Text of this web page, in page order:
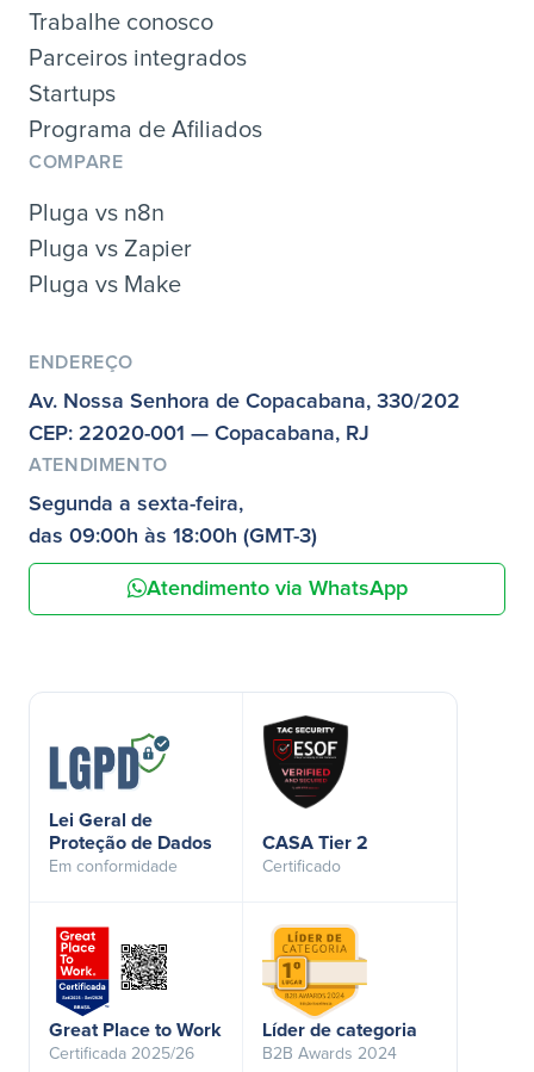
Trabalhe conosco
Parceiros integrados
Startups
Programa de Afiliados
COMPARE
Pluga vs n8n
Pluga vs Zapier
Pluga vs Make
ENDEREÇO
Av. Nossa Senhora de Copacabana, 330/202
CEP: 22020-001 — Copacabana, RJ
ATENDIMENTO
Segunda a sexta-feira,
das 09:00h às 18:00h (GMT-3)
Atendimento via WhatsApp
Lei Geral de
Proteção de Dados
Em conformidade
CASA Tier 2
Certificado
Great Place to Work
Certificada 2025/26
Líder de categoria
B2B Awards 2024